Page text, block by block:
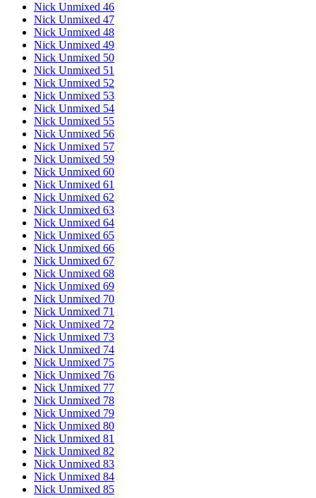
Nick Unmixed 46
Nick Unmixed 47
Nick Unmixed 48
Nick Unmixed 49
Nick Unmixed 50
Nick Unmixed 51
Nick Unmixed 52
Nick Unmixed 53
Nick Unmixed 54
Nick Unmixed 55
Nick Unmixed 56
Nick Unmixed 57
Nick Unmixed 59
Nick Unmixed 60
Nick Unmixed 61
Nick Unmixed 62
Nick Unmixed 63
Nick Unmixed 64
Nick Unmixed 65
Nick Unmixed 66
Nick Unmixed 67
Nick Unmixed 68
Nick Unmixed 69
Nick Unmixed 70
Nick Unmixed 71
Nick Unmixed 72
Nick Unmixed 73
Nick Unmixed 74
Nick Unmixed 75
Nick Unmixed 76
Nick Unmixed 77
Nick Unmixed 78
Nick Unmixed 79
Nick Unmixed 80
Nick Unmixed 81
Nick Unmixed 82
Nick Unmixed 83
Nick Unmixed 84
Nick Unmixed 85